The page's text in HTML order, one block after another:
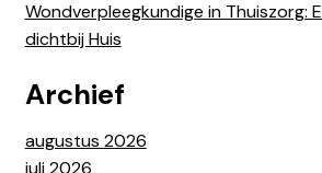
Wondverpleegkundige in Thuiszorg:
dichtbij Huis
Archief
augustus 2026
juli 2026